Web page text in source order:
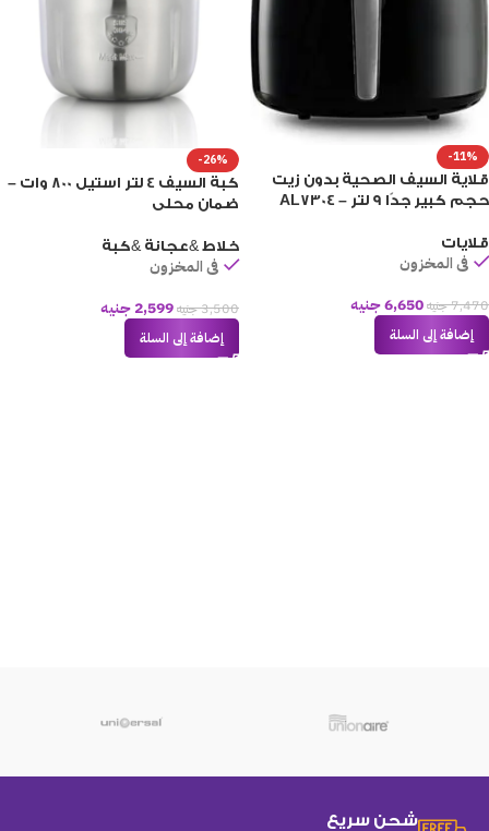
-11%
قلاية السيف الصحية بدون زيت
حجم كبير جدًا 9 لتر – AL7304
قلايات
فى المخزون
7,470جنيه6,650جنيه
إضافة إلى السلة
-26%
كبة السيف 4 لتر استيل 800 وات –
ضمان محلى
خلاط &عجانة &كبة
فى المخزون
3,500جنيه2,599جنيه
إضافة إلى السلة
شحن سريع